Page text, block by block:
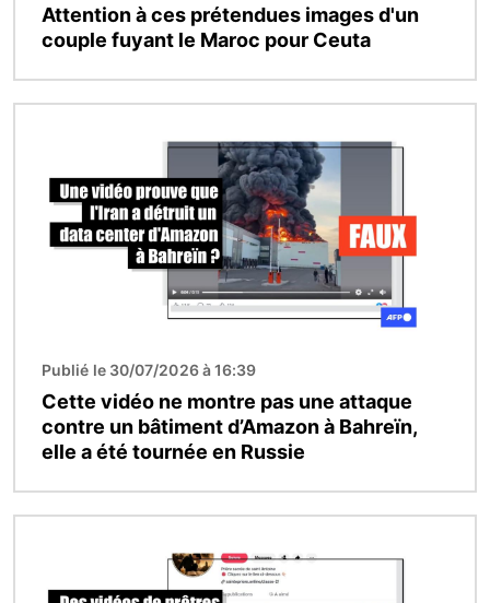
Attention à ces prétendues images d'un
couple fuyant le Maroc pour Ceuta
Publié le 30/07/2026 à 16:39
Cette vidéo ne montre pas une attaque
contre un bâtiment d’Amazon à Bahreïn,
elle a été tournée en Russie